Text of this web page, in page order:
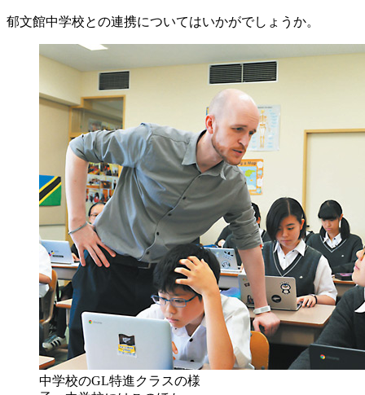
郁文館中学校との連携についてはいかがでしょうか。
中学校のGL特進クラスの様